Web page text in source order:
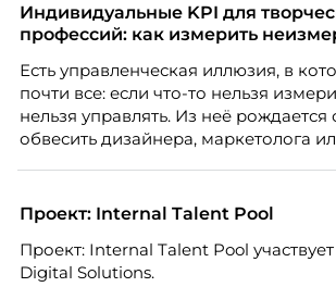
Индивидуальные KPI для
профессий: как измерить
Есть управленческая иллюзия, в
почти все: если что-то нельзя
нельзя управлять. Из неё рождается
обвесить дизайнера, маркетолога
Проблема в том, что так мы
а движение. А творческая работа —
случай, где движение и результат
совпадать вовсе.
Проект: Internal Talent Pool
Проект: Internal Talent Pool
Digital Solutions.